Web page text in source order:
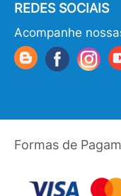
REDES SOCIAIS
Acompanhe
Formas de